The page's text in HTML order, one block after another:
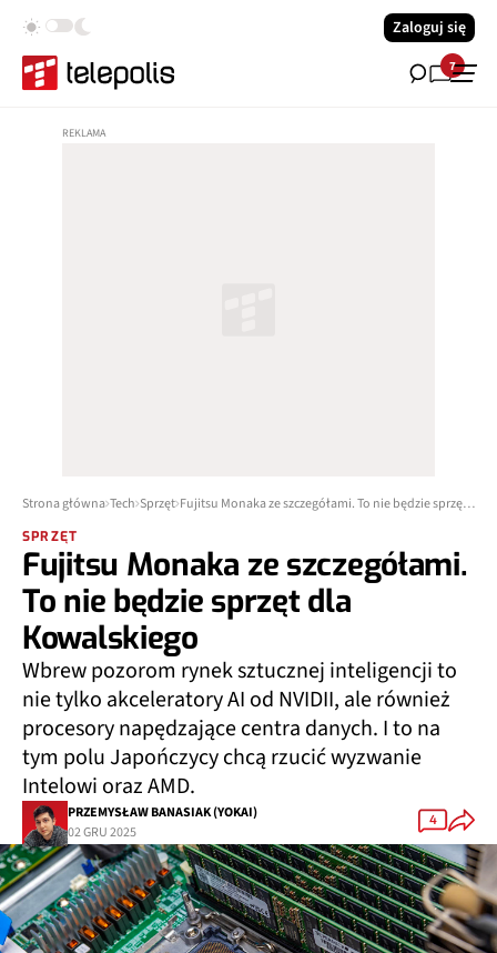
Zaloguj się
7
Strona główna Tech Sprzęt Fujitsu Monaka ze szczegółami. To nie będzie sprzęt dla Kowalskiego
SPRZĘT
Fujitsu Monaka ze szczegółami.
To nie będzie sprzęt dla
Kowalskiego
Wbrew pozorom rynek sztucznej inteligencji to
nie tylko akceleratory AI od NVIDII, ale również
procesory napędzające centra danych. I to na
tym polu Japończycy chcą rzucić wyzwanie
Intelowi oraz AMD.
PRZEMYSŁAW BANASIAK (YOKAI)
02 GRU 2025
4